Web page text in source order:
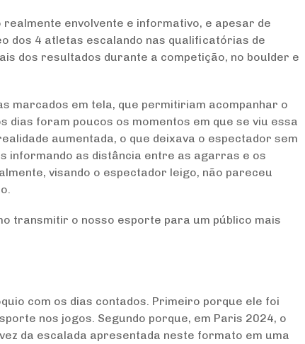
envolvente e informativo, e apesar de
dos 4 atletas escalando nas qualificatórias de
dos resultados durante a competição, no boulder e
marcados em tela, que permitiriam acompanhar o
dias foram poucos os momentos em que se viu essa
aumentada, o que deixava o espectador sem
informando as distância entre as agarras e os
visando o espectador leigo, não pareceu
transmitir o nosso esporte para um público mais
com os dias contados. Primeiro porque ele foi
nos jogos. Segundo porque, em Paris 2024, o
da escalada apresentada neste formato em uma